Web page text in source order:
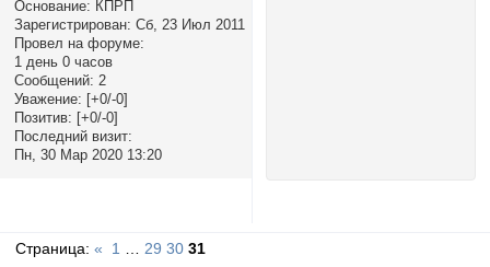
Основание: КПРП
Зарегистрирован: Сб, 23 Июл 2011
Провел на форуме:
1 день 0 часов
Сообщений: 2
Уважение: [+0/-0]
Позитив: [+0/-0]
Последний визит:
Пн, 30 Мар 2020 13:20
Страница:« 1 29 30 31